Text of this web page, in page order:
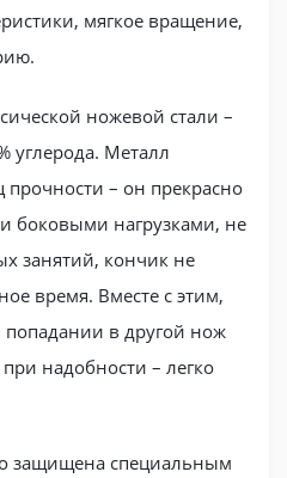
мягкое вращение,
ножевой стали –
углерода. Металл
прочности – он прекрасно
боковыми нагрузками, не
занятий, кончик не
время. Вместе с этим,
попадании в другой нож
надобности – легко
защищена специальным